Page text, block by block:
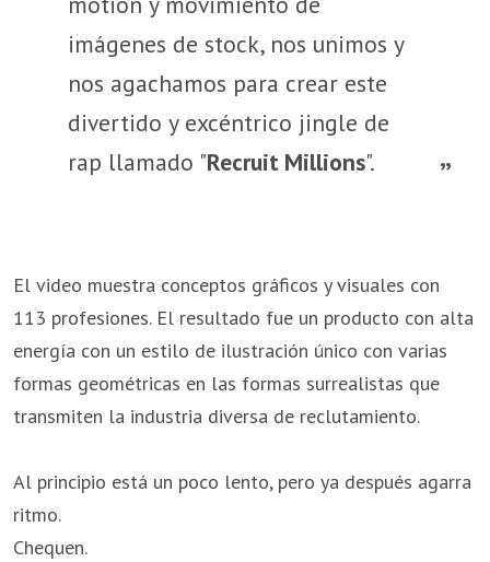
imágenes de stock, nos unimos y
nos agachamos para crear este
divertido y excéntrico jingle de
rap llamado "Recruit Millions".
El video muestra conceptos gráficos y visuales con
113 profesiones. El resultado fue un producto con alta
energía con un estilo de ilustración único con varias
formas geométricas en las formas surrealistas que
transmiten la industria diversa de reclutamiento.
Al principio está un poco lento, pero ya después agarra
ritmo.
Chequen.